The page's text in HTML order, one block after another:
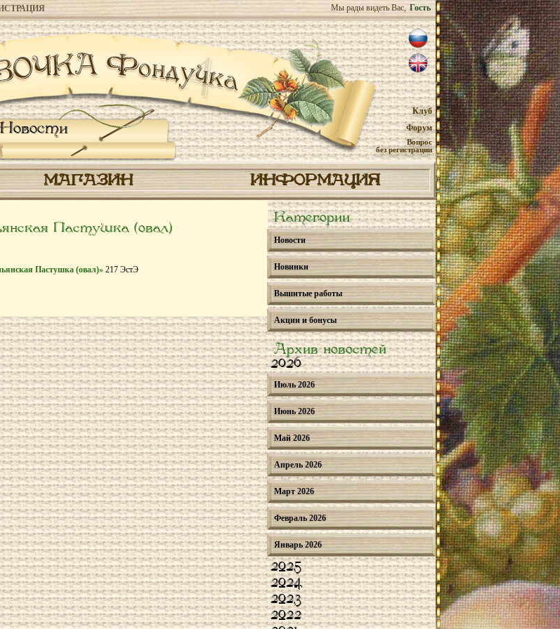
Мы рады видеть Вас, Гость
Клуб
Форум
Вопрос
без регистрации
МАГАЗИН ИНФОРМАЦИЯ
Пастушка (овал)
Пастушка (овал)» 217 ЭстЭ
Категории
Новости
Новинки
Вышитые работы
Акции и бонусы
Архив новостей
2026
Июль 2026
Июнь 2026
Май 2026
Апрель 2026
Март 2026
Февраль 2026
Январь 2026
2025
2024
2023
2022